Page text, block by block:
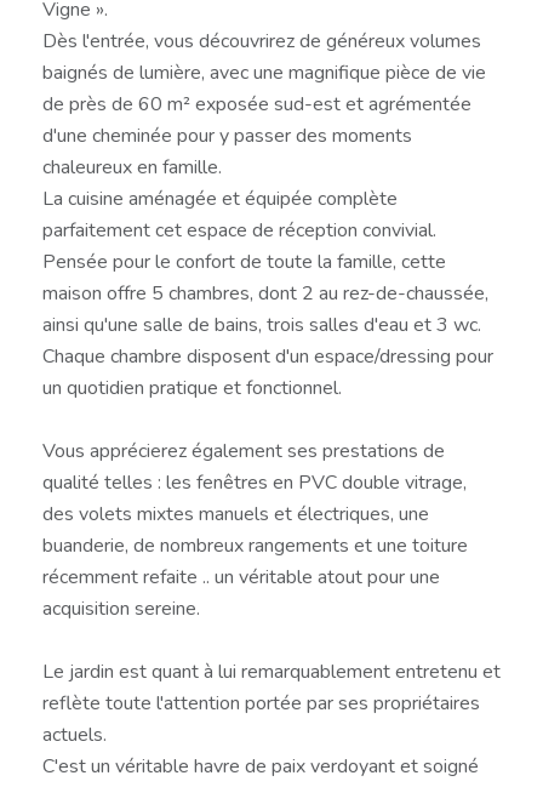
Vigne ».
Dès l'entrée, vous découvrirez de généreux volumes
baignés de lumière, avec une magnifique pièce de vie
de près de 60 m² exposée sud-est et agrémentée
d'une cheminée pour y passer des moments
chaleureux en famille.
La cuisine aménagée et équipée complète
parfaitement cet espace de réception convivial.
Pensée pour le confort de toute la famille, cette
maison offre 5 chambres, dont 2 au rez-de-chaussée,
ainsi qu'une salle de bains, trois salles d'eau et 3 wc.
Chaque chambre disposent d'un espace/dressing pour
un quotidien pratique et fonctionnel.
Vous apprécierez également ses prestations de
qualité telles : les fenêtres en PVC double vitrage,
des volets mixtes manuels et électriques, une
buanderie, de nombreux rangements et une toiture
récemment refaite .. un véritable atout pour une
acquisition sereine.
Le jardin est quant à lui remarquablement entretenu et
reflète toute l'attention portée par ses propriétaires
actuels.
C'est un véritable havre de paix verdoyant et soigné